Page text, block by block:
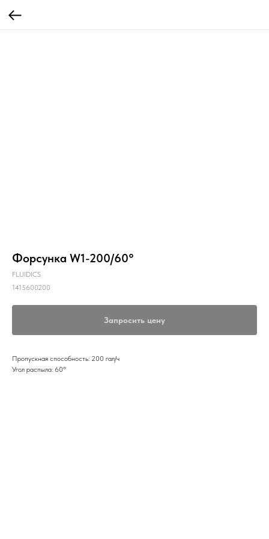
Форсунка W1-200/60°
FLUIDICS
1415600200
Запросить цену
Пропускная способность: 200 гал/ч
Угол распыла: 60º